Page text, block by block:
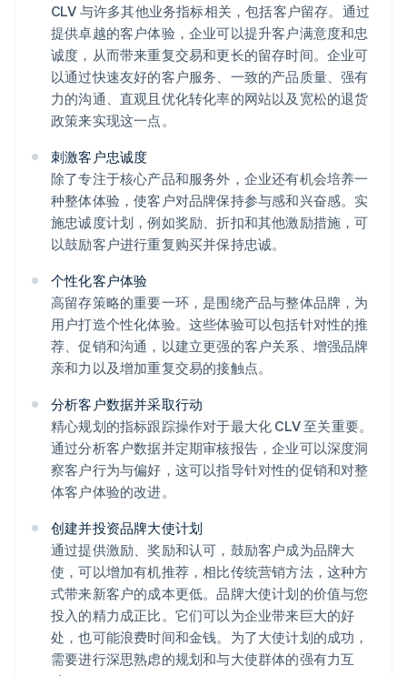
CLV 与许多其他业务指标相关，包括客户留存。通过
提供卓越的客户体验，企业可以提升客户满意度和忠
诚度，从而带来重复交易和更长的留存时间。企业可
以通过快速友好的客户服务、一致的产品质量、强有
力的沟通、直观且优化转化率的网站以及宽松的退货
政策来实现这一点。
刺激客户忠诚度
除了专注于核心产品和服务外，企业还有机会培养一
种整体体验，使客户对品牌保持参与感和兴奋感。实
施忠诚度计划，例如奖励、折扣和其他激励措施，可
以鼓励客户进行重复购买并保持忠诚。
个性化客户体验
高留存策略的重要一环，是围绕产品与整体品牌，为
用户打造个性化体验。这些体验可以包括针对性的推
荐、促销和沟通，以建立更强的客户关系、增强品牌
亲和力以及增加重复交易的接触点。
分析客户数据并采取行动
精心规划的指标跟踪操作对于最大化 CLV 至关重要。
通过分析客户数据并定期审核报告，企业可以深度洞
察客户行为与偏好，这可以指导针对性的促销和对整
体客户体验的改进。
创建并投资品牌大使计划
通过提供激励、奖励和认可，鼓励客户成为品牌大
使，可以增加有机推荐，相比传统营销方法，这种方
式带来新客户的成本更低。品牌大使计划的价值与您
投入的精力成正比。它们可以为企业带来巨大的好
处，也可能浪费时间和金钱。为了大使计划的成功，
需要进行深思熟虑的规划和与大使群体的强有力互